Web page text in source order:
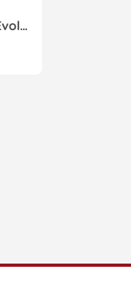
Pokemon TCG: Mega Evolution - Pitch Black Sleeved Booster Pack